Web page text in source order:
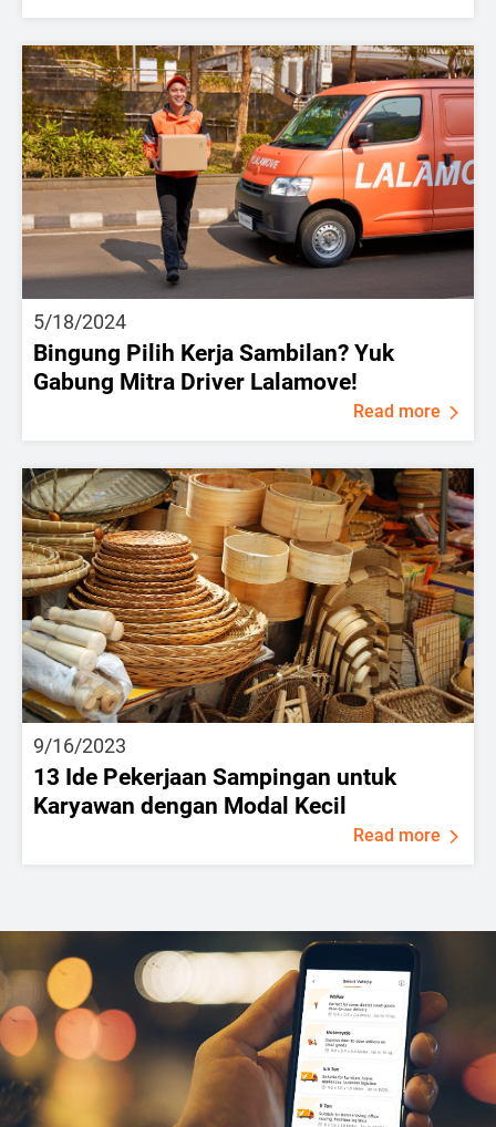
5/18/2024
Bingung Pilih Kerja Sambilan? Yuk
Gabung Mitra Driver Lalamove!
Read more
9/16/2023
13 Ide Pekerjaan Sampingan untuk
Karyawan dengan Modal Kecil
Read more